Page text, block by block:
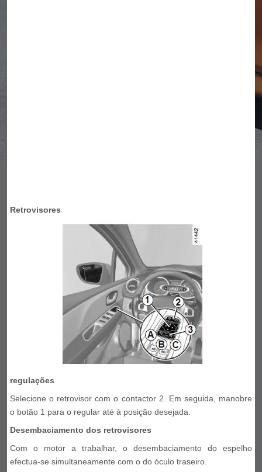
Retrovisores
regulações
Selecione o retrovisor com o contactor 2. Em seguida, manobre
o botão 1 para o regular até à posição desejada.
Desembaciamento dos retrovisores
Com o motor a trabalhar, o desembaciamento do espelho
efectua-se simultaneamente com o do óculo traseiro.